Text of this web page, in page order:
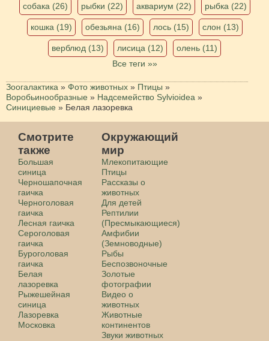
собака (26) рыбки (22) аквариум (22) рыбка (22)
кошка (19) обезьяна (16) лось (15) слон (13)
верблюд (13) лисица (12)
олень (11)
Все теги »»
Зоогалактика » Фото животных » Птицы »
Воробьинообразные » Надсемейство Sylvioidea »
Синициевые » Белая лазоревка
Смотрите
также
Большая
синица
Черношапочная
гаичка
Черноголовая
гаичка
Лесная гаичка
Сероголовая
гаичка
Буроголовая
гаичка
Белая
лазоревка
Рыжешейная
синица
Лазоревка
Московка
Окружающий
мир
Млекопитающие
Птицы
Рассказы о
животных
Для детей
Рептилии
(Пресмыкающиеся)
Амфибии
(Земноводные)
Рыбы
Беспозвоночные
Золотые
фотографии
Видео о
животных
Животные
континентов
Звуки животных